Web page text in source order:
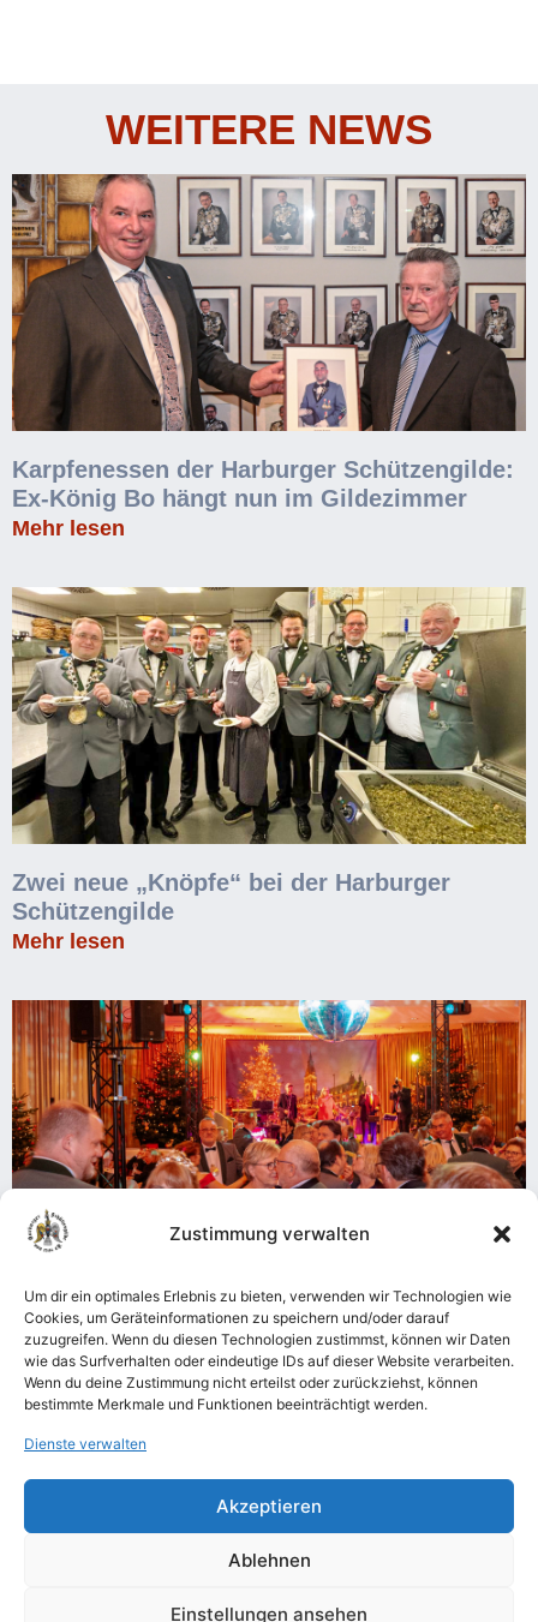
Zustimmung verwalten
Um dir ein optimales Erlebnis zu bieten, verwenden wir Technologien wie
Cookies, um Geräteinformationen zu speichern und/oder darauf
zuzugreifen. Wenn du diesen Technologien zustimmst, können wir Daten
wie das Surfverhalten oder eindeutige IDs auf dieser Website verarbeiten.
Wenn du deine Zustimmung nicht erteilst oder zurückziehst, können
bestimmte Merkmale und Funktionen beeinträchtigt werden.
Dienste verwalten
Akzeptieren
Ablehnen
Einstellungen ansehen
WEITERE NEWS
Karpfenessen der Harburger Schützengilde:
Ex-König Bo hängt nun im Gildezimmer
Mehr lesen
Zwei neue „Knöpfe“ bei der Harburger
Schützengilde
Mehr lesen
Rauschendes Fest: Schützengilde feiert den
Winterball
Mehr lesen
ZUR NEWS ÜBERSICHT
Harburger Schützengilde Geschäftsstelle |
Schwarzenbergstraße 80 | 21073 Hamburg
info@hsg1528.de